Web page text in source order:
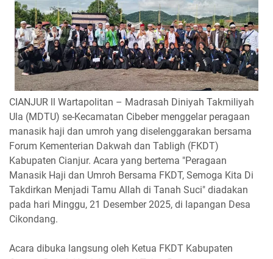
CIANJUR ll Wartapolitan – Madrasah Diniyah Takmiliyah
Ula (MDTU) se-Kecamatan Cibeber menggelar peragaan
manasik haji dan umroh yang diselenggarakan bersama
Forum Kementerian Dakwah dan Tabligh (FKDT)
Kabupaten Cianjur. Acara yang bertema "Peragaan
Manasik Haji dan Umroh Bersama FKDT, Semoga Kita Di
Takdirkan Menjadi Tamu Allah di Tanah Suci" diadakan
pada hari Minggu, 21 Desember 2025, di lapangan Desa
Cikondang.
Acara dibuka langsung oleh Ketua FKDT Kabupaten